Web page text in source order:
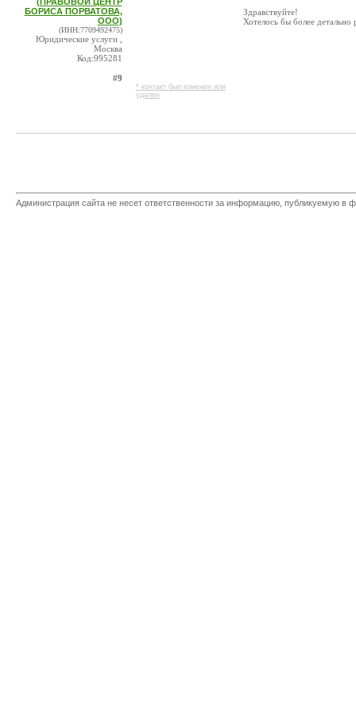
БОРИСА ПОРВАТОВА,
ООО)
(ИНН:7709492475)
Юридические услуги ,
Москва
Код:995281
#9
* контакт был изменен или
удален
Здравствуйте!
Хотелось бы более
Администрация сайта не несет ответственности за информацию, публикуемую